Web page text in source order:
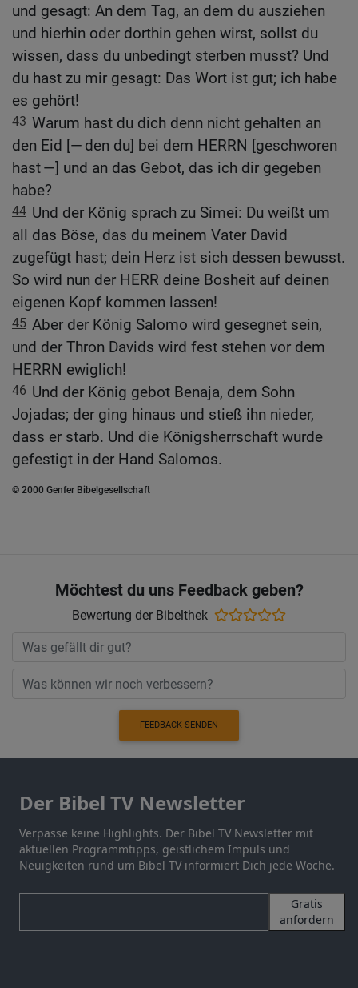
und gesagt: An dem Tag, an dem du ausziehen
und hierhin oder dorthin gehen wirst, sollst du
wissen, dass du unbedingt sterben musst? Und
du hast zu mir gesagt: Das Wort ist gut; ich habe
es gehört!
43 Warum hast du dich denn nicht gehalten an
den Eid [— den du] bei dem HERRN [geschworen
hast —] und an das Gebot, das ich dir gegeben
habe?
44 Und der König sprach zu Simei: Du weißt um
all das Böse, das du meinem Vater David
zugefügt hast; dein Herz ist sich dessen bewusst.
So wird nun der HERR deine Bosheit auf deinen
eigenen Kopf kommen lassen!
45 Aber der König Salomo wird gesegnet sein,
und der Thron Davids wird fest stehen vor dem
HERRN ewiglich!
46 Und der König gebot Benaja, dem Sohn
Jojadas; der ging hinaus und stieß ihn nieder,
dass er starb. Und die Königsherrschaft wurde
gefestigt in der Hand Salomos.
© 2000 Genfer Bibelgesellschaft
Möchtest du uns Feedback geben?
Bewertung der Bibelthek
FEEDBACK SENDEN
Der Bibel TV Newsletter
Verpasse keine Highlights. Der Bibel TV Newsletter mit
aktuellen Programmtipps, geistlichem Impuls und
Neuigkeiten rund um Bibel TV informiert Dich jede Woche.
Gratis
anfordern